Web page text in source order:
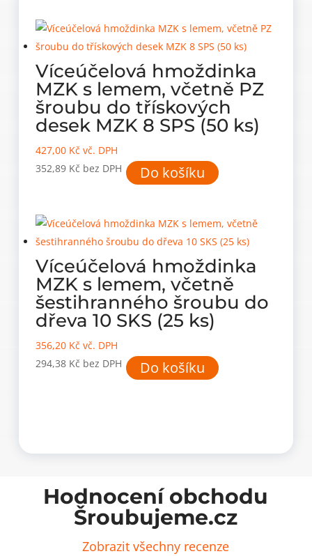
PZ
šroubu
do
třískových
desek
MZK
6
SPS
(50
ks)
množství
Víceúčelová hmoždinka
MZK s lemem, včetně PZ
šroubu do třískových
desek MZK 8 SPS (50 ks)
427,00 Kč vč. DPH
352,89 Kč bez DPH Do košíku
Víceúčelová hmoždinka
MZK s lemem, včetně
šestihranného šroubu do
dřeva 10 SKS (25 ks)
356,20 Kč vč. DPH
294,38 Kč bez DPH Do košíku
Hodnocení obchodu
Šroubujeme.cz
Zobrazit všechny recenze